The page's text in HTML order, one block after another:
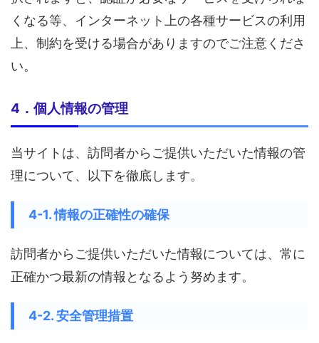
くなる等、インターネット上の各種サービスの利用
上、制約を受ける場合がありますのでご注意くださ
い。
4．個人情報の管理
当サイトは、訪問者からご提供いただいた情報の管
理について、以下を徹底します。
4-1. 情報の正確性の確保
訪問者からご提供いただいた情報については、常に
正確かつ最新の情報となるよう努めます。
4-2. 安全管理措置